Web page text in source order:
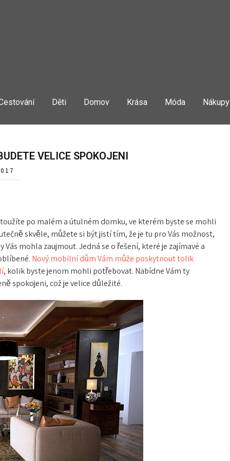
Děti Domov Krása Móda Nákupy
VELICE SPOKOJENI
po malém a útulném domku, ve kterém byste se mohli
skvěle, můžete si být jistí tím, že je tu pro Vás možnost,
Vás mohla zaujmout. Jedná se o řešení, které je zajímavé a
Nový mobilní dům Vám může poskytnout tolik
, kolik byste jenom mohli potřebovat. Nabídne Vám ty
spokojeni, což je velice důležité.